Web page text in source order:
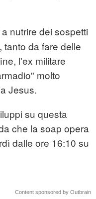
nutrire dei sospetti
da fare delle
l'ex militare
molto
Jesus.
su questa
che la soap opera
dalle ore 16:10 su
Content sponsored by Outbrain